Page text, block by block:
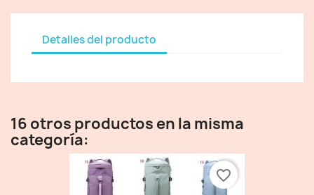
Detalles del producto
16 otros productos en la misma
categoría:
favorite_border